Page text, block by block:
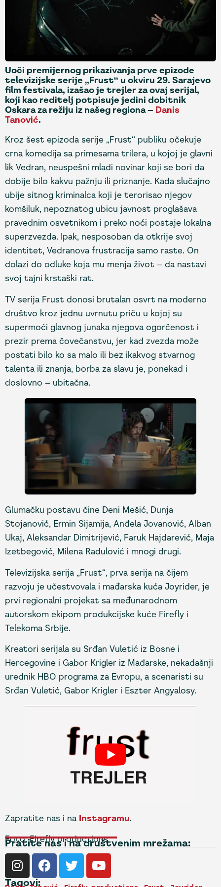
Uoči premijernog prikazivanja prve epizode
televizijske serije „Frust“ u okviru 29. Sarajevo
film festivala, izašao je trejler za ovaj serijal,
koji kao reditelj potpisuje jedini dobitnik
Oskara za režiju iz našeg regiona – Danis
Tanović.
Kroz šest epizoda serije „Frust“ publiku očekuje
crna komedija sa primesama trilera, u kojoj je glavni
lik Vedran, neuspešni mladi novinar koji se bori da
dobije bilo kakvu pažnju ili priznanje. Kada slučajno
ubije sitnog kriminalca koji je terorisao njegov
komšiluk, nepoznatog ubicu javnost proglašava
pravednim osvetnikom i preko noći postaje lokalna
superzvezda. Ipak, nesposoban da otkrije svoj
identitet, Vedranova frustracija samo raste. On
dolazi do odluke koja mu menja život – da nastavi
svoj tajni krstaški rat.
TV serija Frust donosi brutalan osvrt na moderno
društvo kroz jednu uvrnutu priču u kojoj su
supermoći glavnog junaka njegova ogorčenost i
prezir prema čovečanstvu, jer kad zvezda može
postati bilo ko sa malo ili bez ikakvog stvarnog
talenta ili znanja, borba za slavu je, ponekad i
doslovno – ubitačna.
Glumačku postavu čine Deni Mešić, Dunja
Stojanović, Ermin Sijamija, Anđela Jovanović, Alban
Ukaj, Aleksandar Dimitrijević, Faruk Hajdarević, Maja
Izetbegović, Milena Radulović i mnogi drugi.
Televizijska serija „Frust“, prva serija na čijem
razvoju je učestvovala i mađarska kuća Joyrider, je
prvi regionalni projekat sa međunarodnom
autorskom ekipom produkcijske kuće Firefly i
Telekoma Srbije.
Kreatori serijala su Srđan Vuletić iz Bosne i
Hercegovine i Gabor Krigler iz Mađarske, nekadašnji
urednik HBO programa za Evropu, a scenaristi su
Srđan Vuletić, Gabor Krigler i Eszter Angyalosy.
Zapratite nas i na Instagramu.
Foto: Firefly productions
Pratite nas i na društvenim mrežama:
Tagovi: